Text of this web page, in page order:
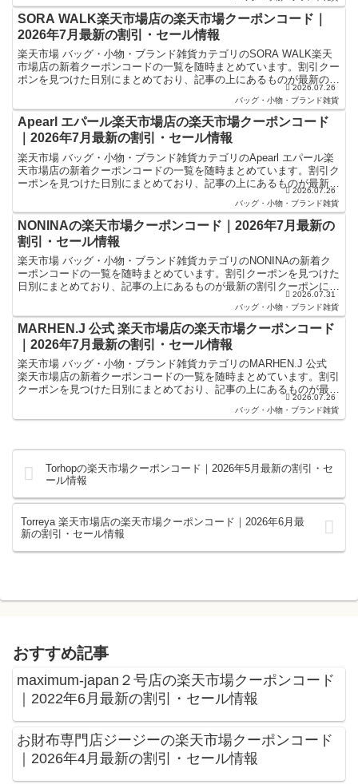
SORA WALK楽天市場店の楽天市場クーポンコード｜
2026年7月最新の割引・セール情報
楽天市場 バッグ・小物・ブランド雑貨カテゴリのSORA WALK楽天
市場店の新着クーポンコードの一覧を随時まとめています。割引クー
ポンを見つけた日別にまとめており、記事の上にあるものが最新の割
2026.07.26
バッグ・小物・ブランド雑貨
Apearl エパール楽天市場店の楽天市場クーポンコード
｜2026年7月最新の割引・セール情報
楽天市場 バッグ・小物・ブランド雑貨カテゴリのApearl エパール楽
天市場店の新着クーポンコードの一覧を随時まとめています。割引ク
ーポンを見つけた日別にまとめており、記事の上にあるものが最新の
2026.07.26
バッグ・小物・ブランド雑貨
NONINAの楽天市場クーポンコード｜2026年7月最新の
割引・セール情報
楽天市場 バッグ・小物・ブランド雑貨カテゴリのNONINAの新着ク
ーポンコードの一覧を随時まとめています。割引クーポンを見つけた
日別にまとめており、記事の上にあるものが最新の割引クーポンにな
ります。楽天スーパーセールやお買い物マラソンなどキ...
2026.07.31
バッグ・小物・ブランド雑貨
MARHEN.J 公式 楽天市場店の楽天市場クーポンコード
｜2026年7月最新の割引・セール情報
楽天市場 バッグ・小物・ブランド雑貨カテゴリのMARHEN.J 公式
楽天市場店の新着クーポンコードの一覧を随時まとめています。割引
クーポンを見つけた日別にまとめており、記事の上にあるものが最新
2026.07.26
バッグ・小物・ブランド雑貨
Torhopの楽天市場クーポンコード｜2026年5月最新の割引・セ
ール情報
Torreya 楽天市場店の楽天市場クーポンコード｜2026年6月最
新の割引・セール情報
おすすめ記事
maximum-japan２号店の楽天市場クーポンコード
｜2022年6月最新の割引・セール情報
お財布専門店ジージーの楽天市場クーポンコード
｜2026年4月最新の割引・セール情報